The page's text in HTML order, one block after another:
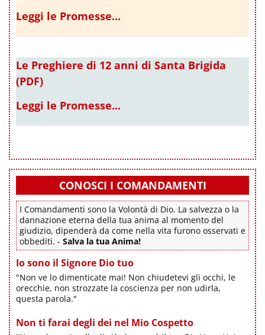
Leggi le Promesse...
Le Preghiere di 12 anni di Santa Brigida
(PDF)
Leggi le Promesse...
CONOSCI I COMANDAMENTI
I Comandamenti sono la Volontà di Dio. La salvezza o la
dannazione eterna della tua anima al momento del
giudizio, dipenderà da come nella vita furono osservati e
obbediti. - Salva la tua Anima!
Io sono il Signore Dio tuo
"Non ve lo dimenticate mai! Non chiudetevi gli occhi, le
orecchie, non strozzate la coscienza per non udirla,
questa parola."
Non ti farai degli dei nel Mio Cospetto